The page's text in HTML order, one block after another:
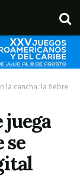
la cancha: la fiebre
juega
se